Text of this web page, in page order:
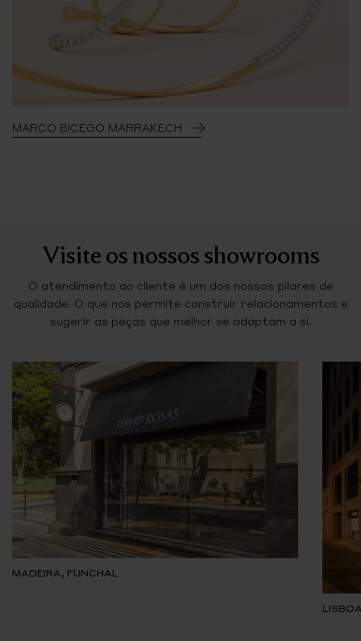
MARCO BICEGO MARRAKECH
Visite os nossos showrooms
O atendimento ao cliente é um dos nossos pilares de
qualidade. O que nos permite construir relacionamentos e
sugerir as peças que melhor se adaptam a si.
MADEIRA, FUNCHAL